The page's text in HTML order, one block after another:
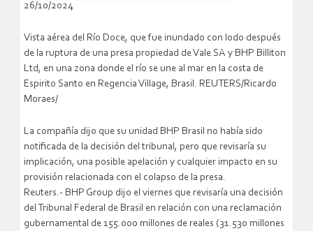
26/10/2024
Vista aérea del Río Doce, que fue inundado con lodo después
de la ruptura de una presa propiedad de Vale SA y BHP Billiton
Ltd, en una zona donde el río se une al mar en la costa de
Espirito Santo en Regencia Village, Brasil. REUTERS/Ricardo
Moraes/
La compañía dijo que su unidad BHP Brasil no había sido
notificada de la decisión del tribunal, pero que revisaría su
implicación, una posible apelación y cualquier impacto en su
provisión relacionada con el colapso de la presa.
Reuters.- BHP Group dijo el viernes que revisaría una decisión
del Tribunal Federal de Brasil en relación con una reclamación
gubernamental de 155.000 millones de reales (31.530 millones